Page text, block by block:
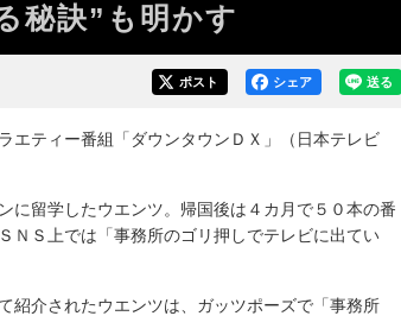
秘訣”も明かす
送る
シェア
ポスト
ティー番組「ダウンタウンＤＸ」（日本テレビ
留学したウエンツ。帰国後は４カ月で５０本の番
ＮＳ上では「事務所のゴリ押しでテレビに出てい
介されたウエンツは、ガッツポーズで「事務所